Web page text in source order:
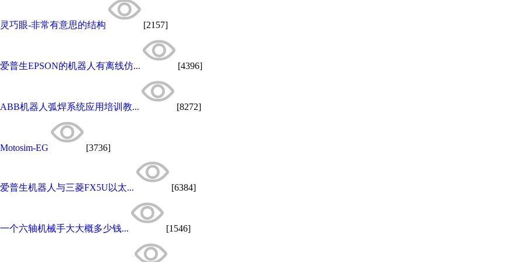
灵巧眼-非常有意思的结构 [2157]
爱普生EPSON的机器人有离线仿... [4396]
ABB机器人弧焊系统应用培训教... [8272]
Motosim-EG [3736]
爱普生机器人与三菱FX5U以太... [6384]
一个六轴机械手大大概多少钱... [1546]